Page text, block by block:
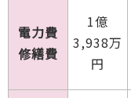
電力費
修繕費
1億
3,938万
円